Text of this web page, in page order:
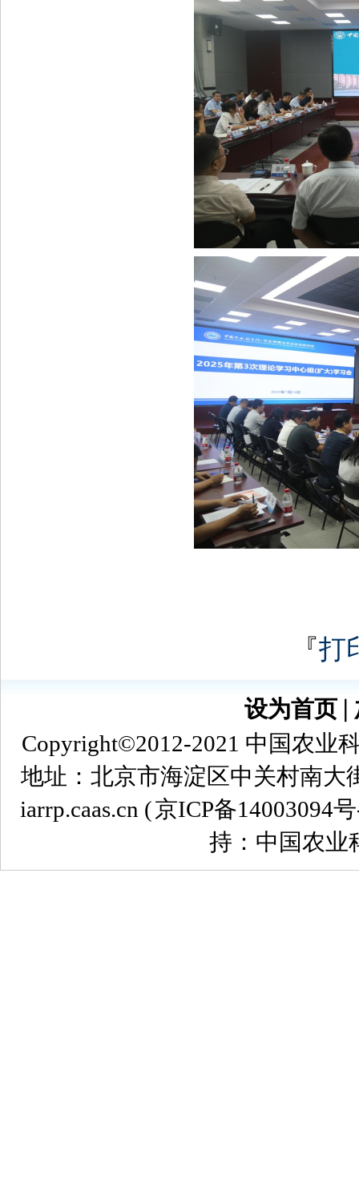
『打
设为首页
Copyright©2012-2021 中国农业
地址：北京市海淀区中关村南大
iarrp.caas.cn (京ICP备14003094
持：中国农